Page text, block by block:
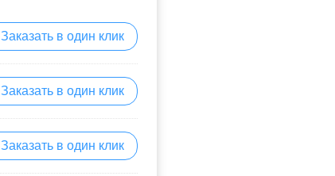
Заказать в один клик
Заказать в один клик
Заказать в один клик